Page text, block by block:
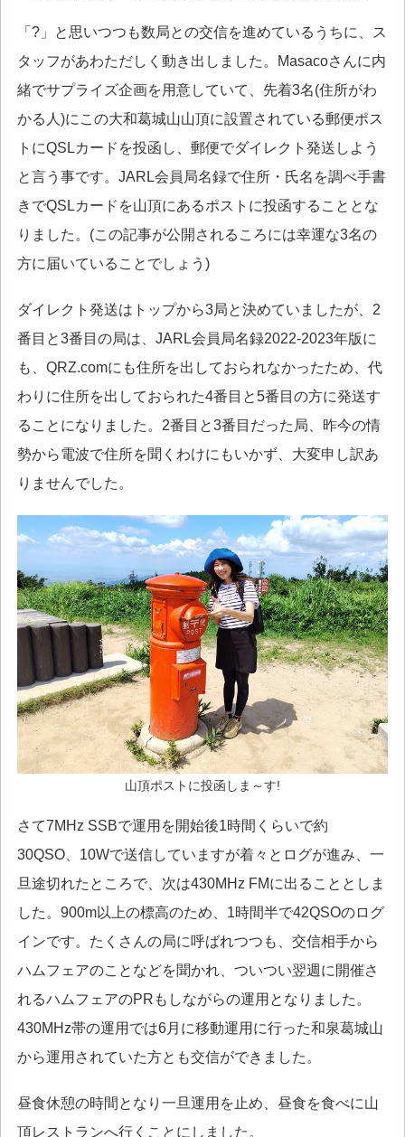
「?」と思いつつも数局との交信を進めているうちに、ス
タッフがあわただしく動き出しました。Masacoさんに内
緒でサプライズ企画を用意していて、先着3名(住所がわ
かる人)にこの大和葛城山山頂に設置されている郵便ポス
トにQSLカードを投函し、郵便でダイレクト発送しよう
と言う事です。JARL会員局名録で住所・氏名を調べ手書
きでQSLカードを山頂にあるポストに投函することとな
りました。(この記事が公開されるころには幸運な3名の
方に届いていることでしょう)
ダイレクト発送はトップから3局と決めていましたが、2
番目と3番目の局は、JARL会員局名録2022-2023年版に
も、QRZ.comにも住所を出しておられなかったため、代
わりに住所を出しておられた4番目と5番目の方に発送す
ることになりました。2番目と3番目だった局、昨今の情
勢から電波で住所を聞くわけにもいかず、大変申し訳あ
りませんでした。
山頂ポストに投函しま～す!
さて7MHz SSBで運用を開始後1時間くらいで約
30QSO、10Wで送信していますが着々とログが進み、一
旦途切れたところで、次は430MHz FMに出ることとしま
した。900m以上の標高のため、1時間半で42QSOのログ
インです。たくさんの局に呼ばれつつも、交信相手から
ハムフェアのことなどを聞かれ、ついつい翌週に開催さ
れるハムフェアのPRもしながらの運用となりました。
430MHz帯の運用では6月に移動運用に行った和泉葛城山
から運用されていた方とも交信ができました。
昼食休憩の時間となり一旦運用を止め、昼食を食べに山
頂レストランへ行くことにしました。